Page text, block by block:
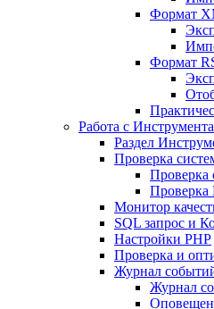
Формат
Формат
Работа с
Раздел
Проверка
Проверка
Монитор
SQL запрос и
Настройки PHP
Проверка и
Журнал
Журнал